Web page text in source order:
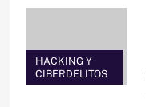
HACKING Y
CIBERDELITOS